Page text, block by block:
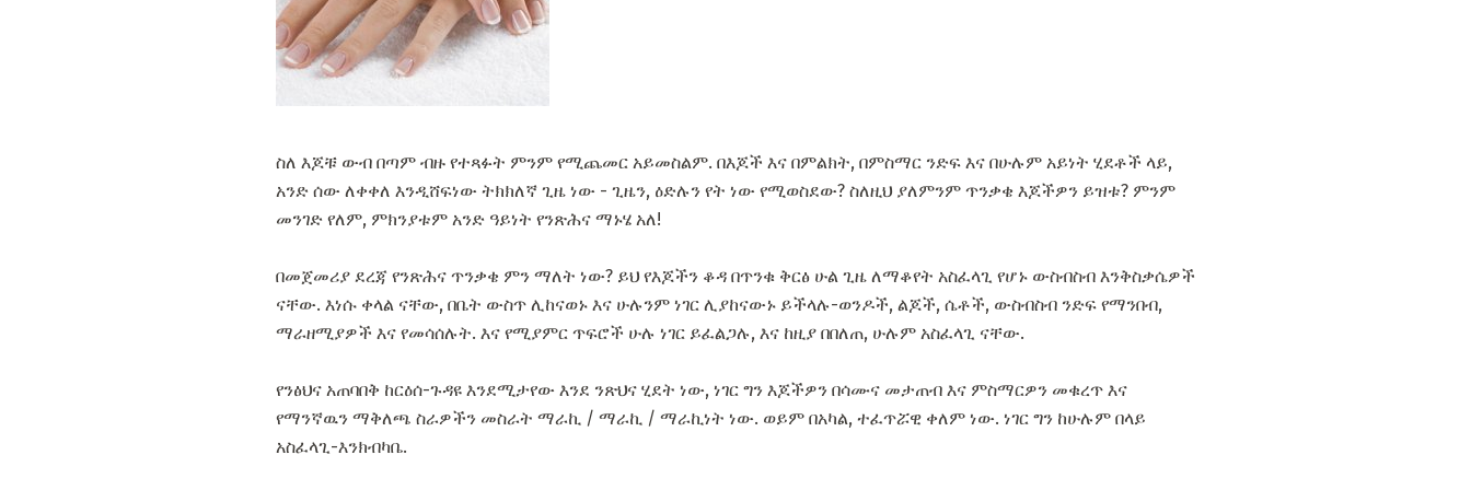
ስለ እጆቹ ውብ በጣም ብዙ የተጻፉት ምንም የሚጨመር አይመስልም. በእጆች እና በምልክት, በምስማር ንድፍ እና በሁሉም አይነት ሂደቶች ላይ,
አንድ ሰው ለቀቀለ እንዲሸፍነው ትክክለኛ ጊዜ ነው - ጊዜን, ዕድሉን የት ነው የሚወስደው? ስለዚህ ያለምንም ጥንቃቄ እጆችዎን ይዝቱ? ምንም
መንገድ የለም, ምክንያቱም አንድ ዓይነት የንጽሕና ማኑሄ አለ!
በመጀመሪያ ደረጃ የንጽሕና ጥንቃቄ ምን ማለት ነው? ይህ የእጆችን ቆዳ በጥንቁ ቅርፅ ሁል ጊዜ ለማቆየት አስፈላጊ የሆኑ ውስብስብ እንቅስቃሴዎች
ናቸው. እነሱ ቀላል ናቸው, በቤት ውስጥ ሊከናወኑ እና ሁሉንም ነገር ሊያከናውኑ ይችላሉ-ወንዶች, ልጆች, ሴቶች, ውስብስብ ንድፍ የማንበብ,
ማራዘሚያዎች እና የመሳሰሉት. እና የሚያምር ጥፍሮች ሁሉ ነገር ይፈልጋሉ, እና ከዚያ በበለጠ, ሁሉም አስፈላጊ ናቸው.
የንፅህና አጠባበቅ ከርዕሰ-ጉዳዩ እንደሚታየው እንደ ንጽህና ሂደት ነው, ነገር ግን እጆችዎን በሳሙና መታጠብ እና ምስማርዎን መቁረጥ እና
የማንኛዉን ማቅለጫ ስራዎችን መስራት ማራኪ / ማራኪ / ማራኪነት ነው. ወይም በአካል, ተፈጥሯዊ ቀለም ነው. ነገር ግን ከሁሉም በላይ
አስፈላጊ-እንክብካቤ.